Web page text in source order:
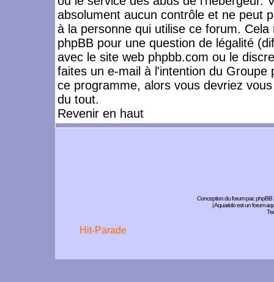
absolument aucun contrôle et ne peut
à la personne qui utilise ce forum.
phpBB pour une question de légalité
avec le site web phpbb.com ou le
faites un e-mail à l'intention du
ce programme, alors vous devriez
du tout.
Revenir en haut
Conception du forum par:phpBB
| Aquariolo est un forum